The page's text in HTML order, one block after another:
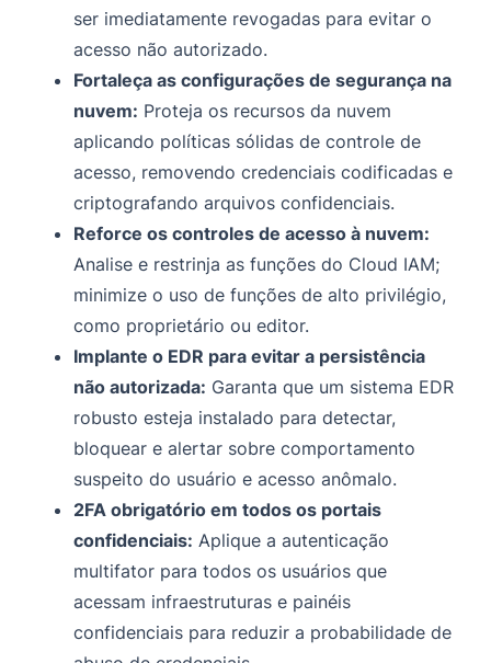
ser imediatamente revogadas para evitar o
acesso não autorizado.
Fortaleça as configurações de segurança na
nuvem: Proteja os recursos da nuvem
aplicando políticas sólidas de controle de
acesso, removendo credenciais codificadas e
criptografando arquivos confidenciais.
Reforce os controles de acesso à nuvem:
Analise e restrinja as funções do Cloud IAM;
minimize o uso de funções de alto privilégio,
como proprietário ou editor.
Implante o EDR para evitar a persistência
não autorizada: Garanta que um sistema EDR
robusto esteja instalado para detectar,
bloquear e alertar sobre comportamento
suspeito do usuário e acesso anômalo.
2FA obrigatório em todos os portais
confidenciais: Aplique a autenticação
multifator para todos os usuários que
acessam infraestruturas e painéis
confidenciais para reduzir a probabilidade de